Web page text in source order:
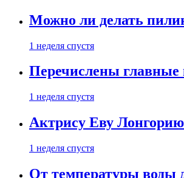
Можно ли делать
1 неделя спустя
Перечислены главные
1 неделя спустя
Актрису Еву
1 неделя спустя
От температуры воды